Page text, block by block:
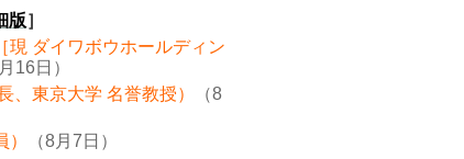
版］
現 ダイワボウホールディン
16日）
、東京大学 名誉教授）
（8
（8月7日）